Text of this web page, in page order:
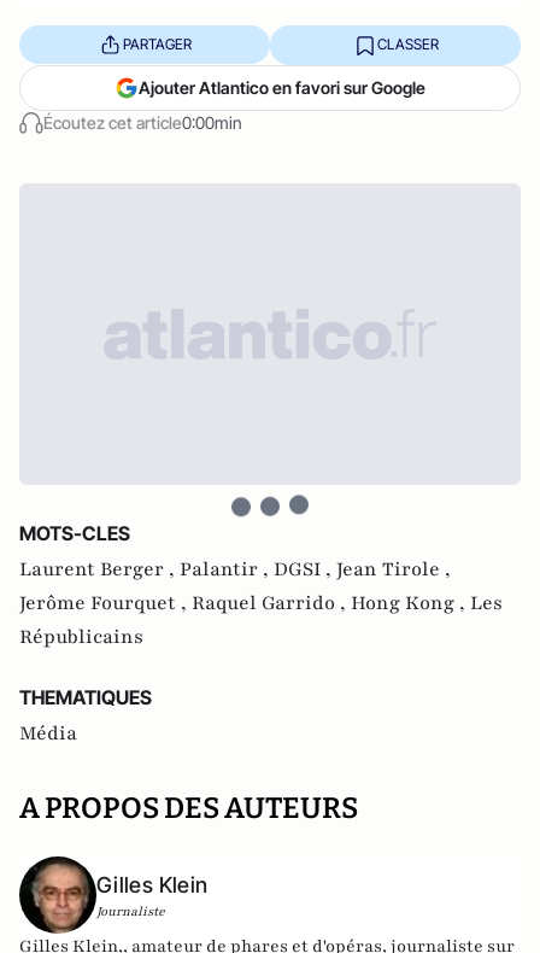
Écoutez cet article0:00min
PARTAGER CLASSER
Ajouter Atlantico en favori sur Google
MOTS-CLES
Laurent Berger , Palantir , DGSI , Jean Tirole ,
Jerôme Fourquet , Raquel Garrido , Hong Kong , Les
Républicains
THEMATIQUES
Média
A PROPOS DES AUTEURS
Gilles Klein
Journaliste
Gilles Klein,, amateur de phares et d'opéras, journaliste sur